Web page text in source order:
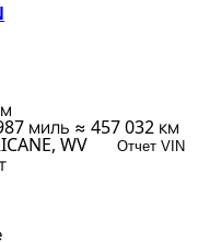
миль ≈ 457 032 км
WV Отчет VIN